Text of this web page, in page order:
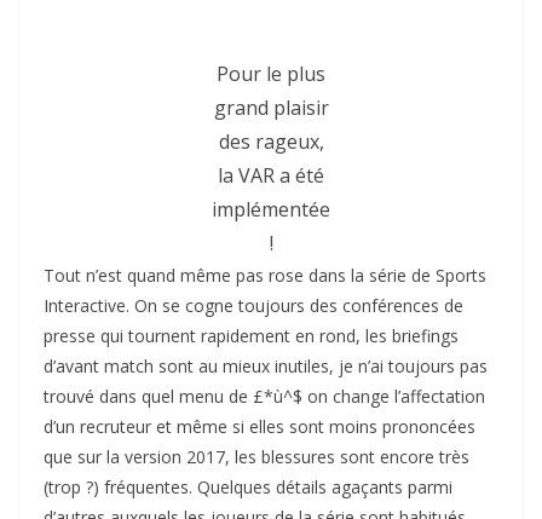
Pour le plus
grand plaisir
des rageux,
la VAR a été
implémentée
!
Tout n’est quand même pas rose dans la série de Sports
Interactive. On se cogne toujours des conférences de
presse qui tournent rapidement en rond, les briefings
d’avant match sont au mieux inutiles, je n’ai toujours pas
trouvé dans quel menu de £*ù^$ on change l’affectation
d’un recruteur et même si elles sont moins prononcées
que sur la version 2017, les blessures sont encore très
(trop ?) fréquentes. Quelques détails agaçants parmi